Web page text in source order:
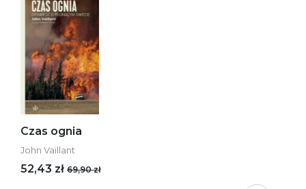
Czas ognia
John Vaillant
52,43 zł 69,90 zł